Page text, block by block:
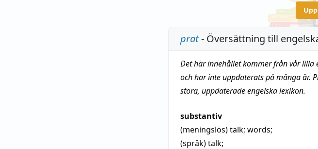
prat- Översättning till
Det här innehållet kommer från vår lilla
och har inte uppdaterats på många år.
stora, uppdaterade engelska lexikon.
substantiv
(meningslös)talk; words;
(språk)talk;